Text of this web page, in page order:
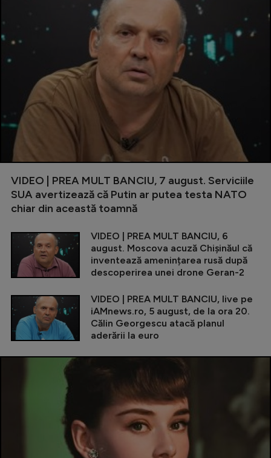
VIDEO | PREA MULT BANCIU, 7 august. Serviciile
SUA avertizează că Putin ar putea testa NATO
chiar din această toamnă
VIDEO | PREA MULT BANCIU, 6
august. Moscova acuză Chișinăul că
inventează amenințarea rusă după
descoperirea unei drone Geran-2
VIDEO | PREA MULT BANCIU, live pe
iAMnews.ro, 5 august, de la ora 20.
Călin Georgescu atacă planul
aderării la euro